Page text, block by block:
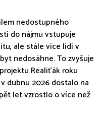
nedostupného
do nájmu vstupuje
ale stále více lidí v
nedosáhne. To zvyšuje
Realiťák roku
dubnu 2026 dostalo na
let vzrostlo o více než